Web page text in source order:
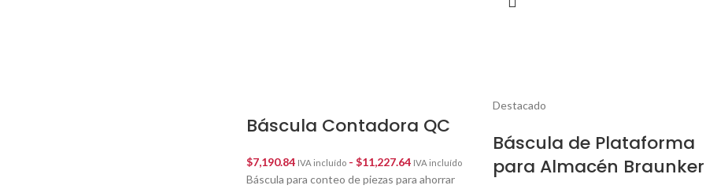
Báscula Contadora QC
$7,190.84 IVA incluído - $11,227.64 IVA incluído
Báscula para conteo de piezas para ahorrar
Destacado
Báscula de Plataforma
para Almacén Braunker